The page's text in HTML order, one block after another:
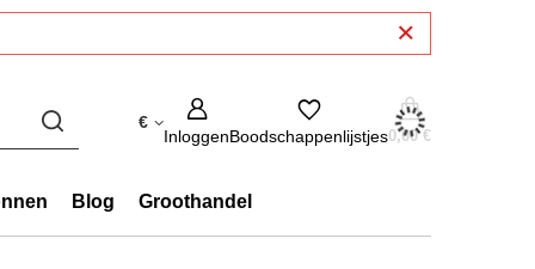
€
InloggenBoodschappenlijstjes0,00 €
Blog Groothandel